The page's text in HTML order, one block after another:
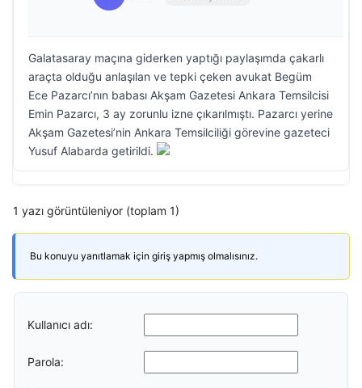
Galatasaray maçına giderken yaptığı paylaşımda çakarlı
araçta olduğu anlaşılan ve tepki çeken avukat Begüm
Ece Pazarcı’nın babası Akşam Gazetesi Ankara Temsilcisi
Emin Pazarcı, 3 ay zorunlu izne çıkarılmıştı. Pazarcı yerine
Akşam Gazetesi’nin Ankara Temsilciliği görevine gazeteci
Yusuf Alabarda getirildi.
1 yazı görüntüleniyor (toplam 1)
Bu konuyu yanıtlamak için giriş yapmış olmalısınız.
Kullanıcı adı:
Parola: